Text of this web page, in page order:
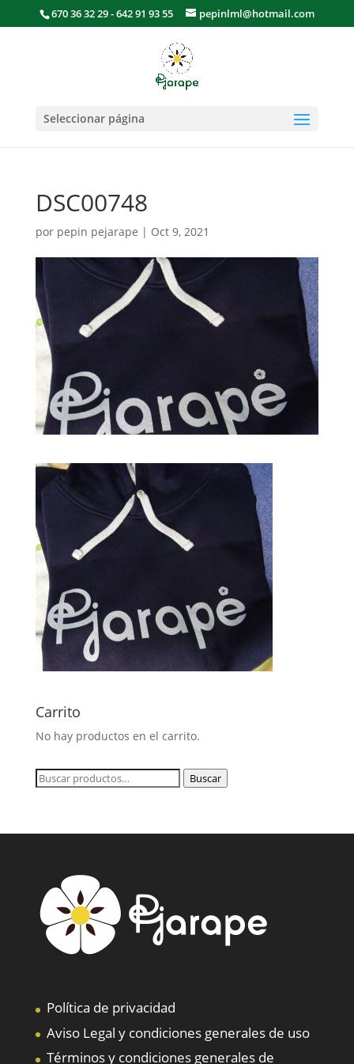
670 36 32 29 - 642 91 93 55 pepinlml@hotmail.com
Seleccionar página
DSC00748
por pepin pejarape | Oct 9, 2021
Carrito
No hay productos en el carrito.
Buscar
Buscar
Política de privacidad
Aviso Legal y condiciones generales de uso
Términos y condiciones generales de